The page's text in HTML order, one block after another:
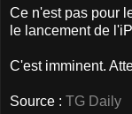
Ce n'est pas pour
le lancement de
C'est imminent.
Source : TG Daily